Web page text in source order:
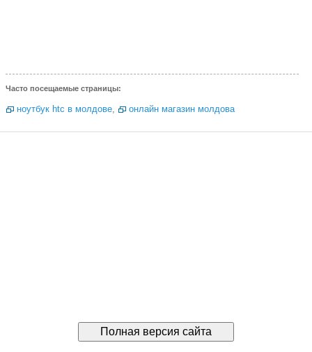
Часто посещаемые страницы:
ноутбук htc в молдове, онлайн магазин молдова